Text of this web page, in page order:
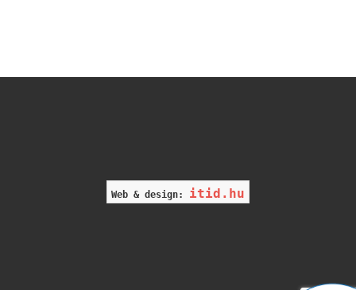
Web & design: itid.hu